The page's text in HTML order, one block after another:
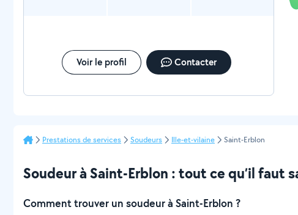
réponse. Je changerai mon avis si la situation change. N'ayez
pas confiance.Les faux avis ça existe.incompétent,c'est un
escroc et un menteur qui joue avec "la Maladie de sa femme"
Voir le profil Contacter
Prestations de services Soudeurs Ille-et-vilaine Saint-Erblon
Soudeur à Saint-Erblon : tout ce qu’il faut
Comment trouver un soudeur à Saint-Erblon ?